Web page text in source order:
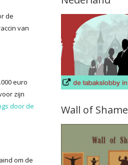
de
van
euro
zijn
door de
om de
Wall of Shame